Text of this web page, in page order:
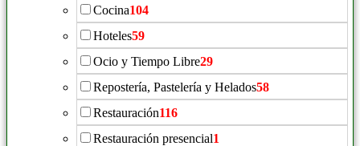
Cocina104
Hoteles59
Ocio y Tiempo Libre29
Repostería, Pastelería y Helados58
Restauración116
Restauración presencial1